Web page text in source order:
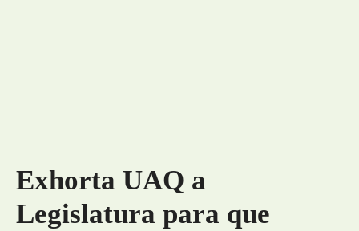
Exhorta UAQ a
Legislatura para que